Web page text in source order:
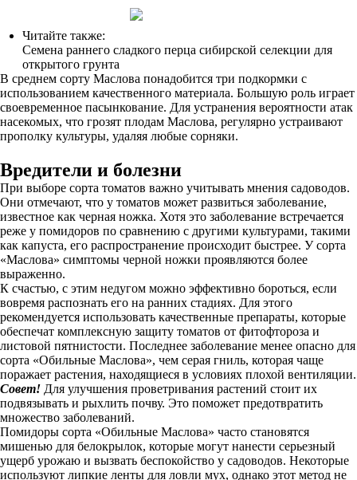
Читайте также:
Семена раннего сладкого перца сибирской селекции для
открытого грунта
В среднем сорту Маслова понадобится три подкормки с
использованием качественного материала. Большую роль играет
своевременное пасынкование. Для устранения вероятности атак
насекомых, что грозят плодам Маслова, регулярно устраивают
прополку культуры, удаляя любые сорняки.
Вредители и болезни
При выборе сорта томатов важно учитывать мнения садоводов.
Они отмечают, что у томатов может развиться заболевание,
известное как черная ножка. Хотя это заболевание встречается
реже у помидоров по сравнению с другими культурами, такими
как капуста, его распространение происходит быстрее. У сорта
«Маслова» симптомы черной ножки проявляются более
выраженно.
К счастью, с этим недугом можно эффективно бороться, если
вовремя распознать его на ранних стадиях. Для этого
рекомендуется использовать качественные препараты, которые
обеспечат комплексную защиту томатов от фитофтороза и
листовой пятнистости. Последнее заболевание менее опасно для
сорта «Обильные Маслова», чем серая гниль, которая чаще
поражает растения, находящиеся в условиях плохой вентиляции.
Совет! Для улучшения проветривания растений стоит их
подвязывать и рыхлить почву. Это поможет предотвратить
множество заболеваний.
Помидоры сорта «Обильные Маслова» часто становятся
мишенью для белокрылок, которые могут нанести серьезный
ущерб урожаю и вызвать беспокойство у садоводов. Некоторые
используют липкие ленты для ловли мух, однако этот метод не